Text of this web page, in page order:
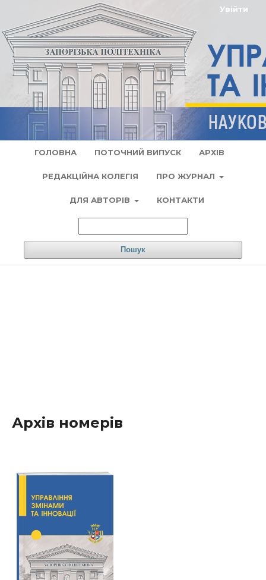
ГОЛОВНА ПОТОЧНИЙ ВИПУСК АРХІВ
РЕДАКЦІЙНА КОЛЕГІЯ ПРО ЖУРНАЛ
ДЛЯ АВТОРІВ КОНТАКТИ
Пошук
Увійти
Архів номерів